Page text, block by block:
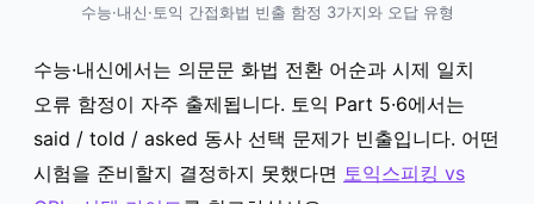
수능·내신·토익 간접화법 빈출 함정 3가지와 오답 유형
수능·내신에서는 의문문 화법 전환 어순과 시제 일치
오류 함정이 자주 출제됩니다. 토익 Part 5·6에서는
said / told / asked 동사 선택 문제가 빈출입니다. 어떤
시험을 준비할지 결정하지 못했다면 토익스피킹 vs